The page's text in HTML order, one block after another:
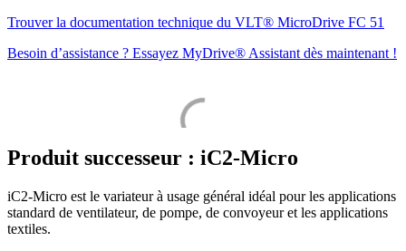
Trouver la documentation technique du VLT® MicroDrive FC 51
Besoin d’assistance ? Essayez MyDrive® Assistant dès maintenant !
Produit successeur : iC2-Micro
iC2-Micro est le variateur à usage général idéal pour les applications
standard de ventilateur, de pompe, de convoyeur et les applications
textiles.